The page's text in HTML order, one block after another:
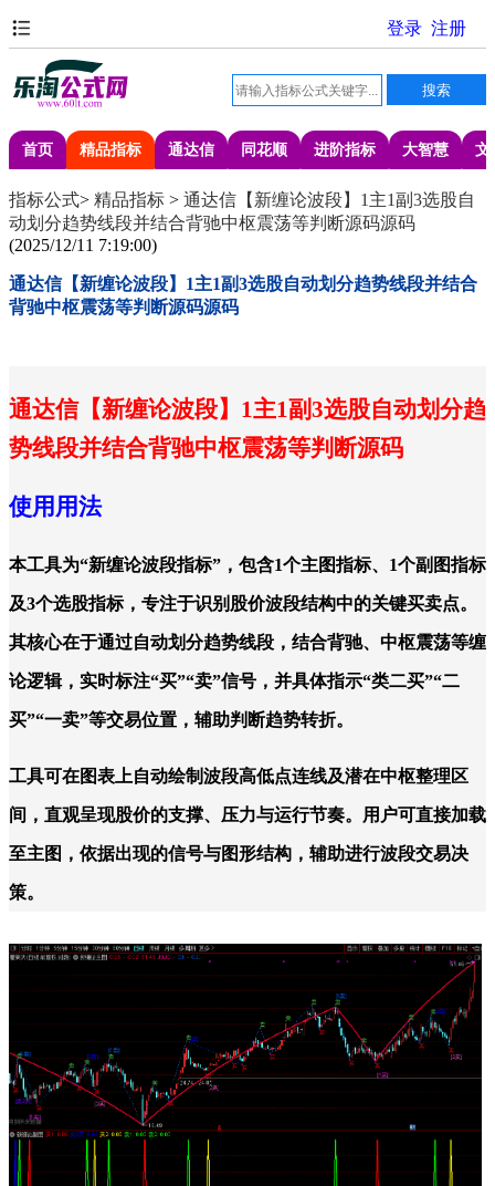
首页 精品指标 通达信 同花顺 进阶指标 大智慧 文
指标公式> 精品指标 > 通达信【新缠论波段】1主1副3选股自
动划分趋势线段并结合背驰中枢震荡等判断源码源码
(2025/12/11 7:19:00)
通达信【新缠论波段】1主1副3选股自动划分趋势线段并结合
背驰中枢震荡等判断源码源码
通达信【新缠论波段】1主1副3选股自动划分趋
势线段并结合背驰中枢震荡等判断源码
使用用法
本工具为“新缠论波段指标”，包含1个主图指标、1个副图指标
及3个选股指标，专注于识别股价波段结构中的关键买卖点。
其核心在于通过自动划分趋势线段，结合背驰、中枢震荡等缠
论逻辑，实时标注“买”“卖”信号，并具体指示“类二买”“二
买”“一卖”等交易位置，辅助判断趋势转折。
工具可在图表上自动绘制波段高低点连线及潜在中枢整理区
间，直观呈现股价的支撑、压力与运行节奏。用户可直接加载
至主图，依据出现的信号与图形结构，辅助进行波段交易决
策。